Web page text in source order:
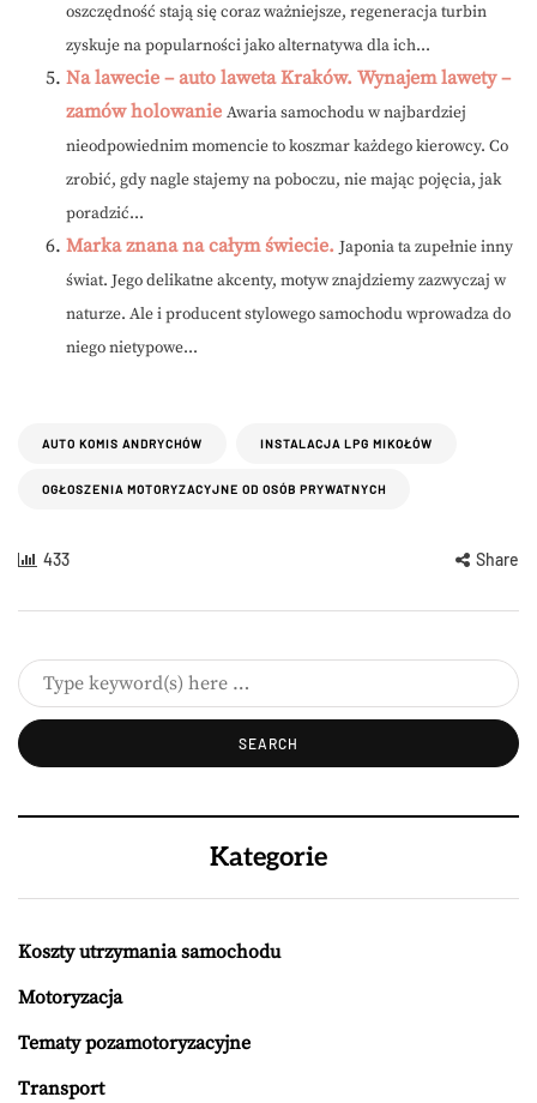
oszczędność stają się coraz ważniejsze, regeneracja turbin
zyskuje na popularności jako alternatywa dla ich...
Na lawecie – auto laweta Kraków. Wynajem lawety –
zamów holowanie Awaria samochodu w najbardziej
nieodpowiednim momencie to koszmar każdego kierowcy. Co
zrobić, gdy nagle stajemy na poboczu, nie mając pojęcia, jak
poradzić...
Marka znana na całym świecie. Japonia ta zupełnie inny
świat. Jego delikatne akcenty, motyw znajdziemy zazwyczaj w
naturze. Ale i producent stylowego samochodu wprowadza do
niego nietypowe...
AUTO KOMIS ANDRYCHÓW INSTALACJA LPG MIKOŁÓW
OGŁOSZENIA MOTORYZACYJNE OD OSÓB PRYWATNYCH
433 Share
Kategorie
Koszty utrzymania samochodu
Motoryzacja
Tematy pozamotoryzacyjne
Transport